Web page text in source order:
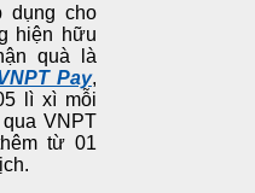
cho
hiện hữu
quà là
Pay,
lì xì mỗi
VNPT
từ 01